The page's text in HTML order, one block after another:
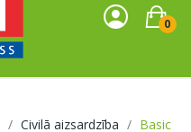
0
Civilā aizsardzība
Basic